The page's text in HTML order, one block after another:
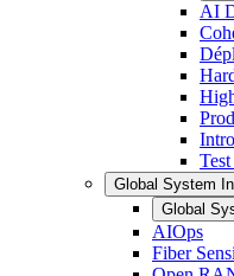
AI
Global System
Global
AIOps
Fiber